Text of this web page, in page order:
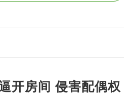
开房间 侵害配偶权